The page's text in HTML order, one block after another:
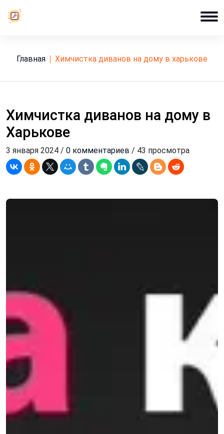
Главная химчистка диванов на дому в харькове
Химчистка диванов на дому в
Харькове
3 января 2024 / 0 комментариев / 43 просмотра